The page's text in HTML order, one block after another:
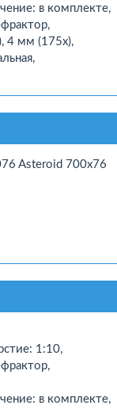
в комплекте,
4 мм (175x),
Asteroid 700х76
1:10,
в комплекте,